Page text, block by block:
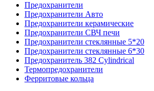
Предохранители
Предохранители Авто
Предохранители керамические
Предохранители СВЧ печи
Предохранители стеклянные 5*20
Предохранители стеклянные 6*30
Предохранитель 382 Cylindrical
Термопредохранители
Ферритовые кольца